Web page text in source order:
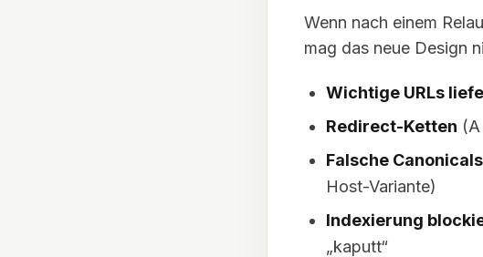
Wenn nach einem
mag das neue Design
Wichtige URLs
Redirect-Ketten
Falsche Canonicals
Host-Variante)
Indexierung
„kaputt“